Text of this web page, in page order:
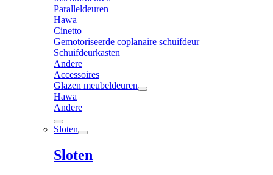
Paralleldeuren
Hawa
Cinetto
Gemotoriseerde coplanaire schuifdeur
Schuifdeurkasten
Andere
Accessoires
Glazen meubeldeuren
Hawa
Andere
Sloten
Sloten